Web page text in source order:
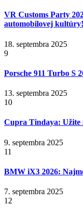
VR Customs Party
automobilovej kultúry!
18. septembra 2025
9
Porsche 911 Turbo S
13. septembra 2025
10
Cupra Tindaya: Užite
9. septembra 2025
11
BMW iX3 2026:
7. septembra 2025
12